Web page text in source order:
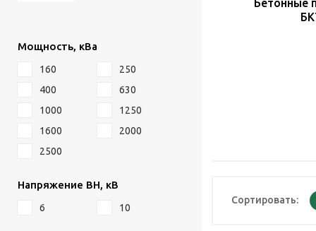
Мощность, кВа
160
250
400
630
1000
1250
1600
2000
2500
Напряжение ВН, кВ
6 10
Бетонные
Сортировать: